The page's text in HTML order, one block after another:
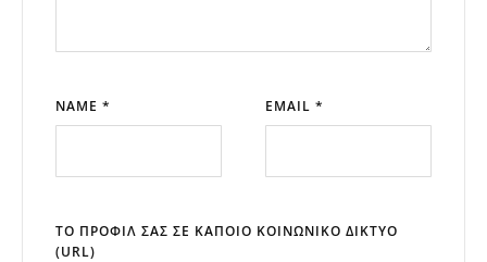
NAME * EMAIL *
ΤΟ ΠΡΟΦΊΛ ΣΑΣ ΣΕ ΚΆΠΟΙΟ ΚΟΙΝΩΝΙΚΌ ΔΊΚΤΥΟ
(URL)